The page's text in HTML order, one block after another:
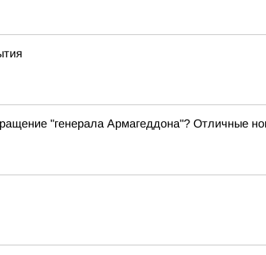
"генерала Армагеддона"? Отличные